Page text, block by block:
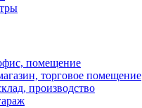
помещение
торговое помещение
производство